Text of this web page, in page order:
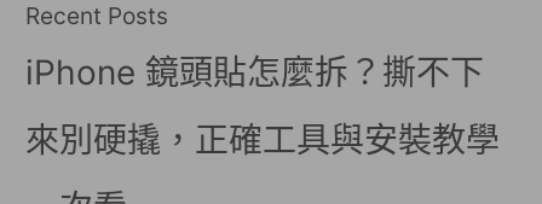
Recent Posts
iPhone 鏡頭貼怎麼拆？撕不下
來別硬撬，正確工具與安裝教學